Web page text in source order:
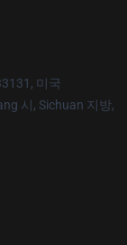
미국
시, Sichuan 지방,